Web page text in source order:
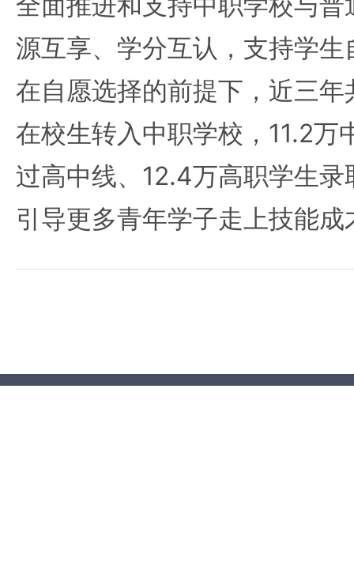
源互享、学分互认，支持学
在自愿选择的前提下，近三
在校生转入中职学校，11.2万
过高中线、12.4万高职学生
引导更多青年学子走上技能